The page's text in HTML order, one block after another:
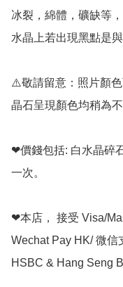
冰裂，綿體，礦缺等
水晶上若出現黑點是
⚠️敬請留意：照片顏色
晶石呈現顏色均稍為
❤價錢包括: 白水晶碎
一次。
❤本店， 接受 Visa/
Wechat Pay HK/ 微信
HSBC & Hang Seng